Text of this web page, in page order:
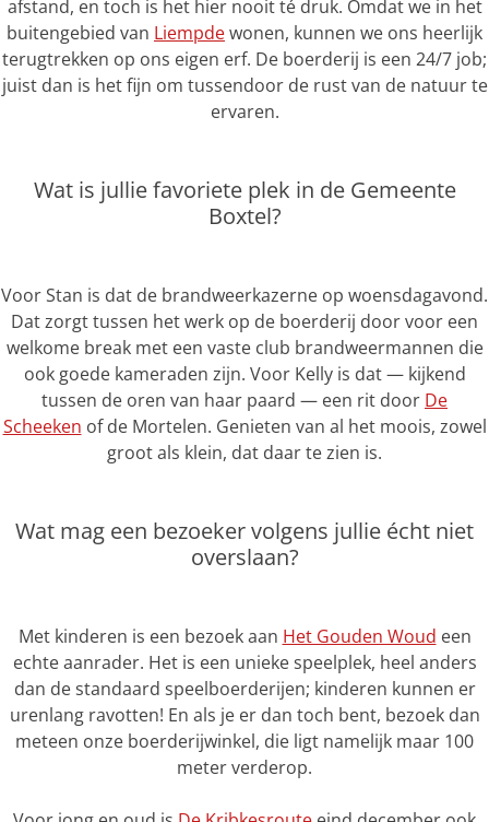
afstand, en toch is het hier nooit té druk. Omdat we in het
buitengebied van Liempdewonen, kunnen we ons heerlijk
terugtrekken op ons eigen erf. De boerderij is een 24/7 job;
juist dan is het fijn om tussendoor de rust van de natuur te
ervaren.
Wat is jullie favoriete plek in de Gemeente
Boxtel?
Voor Stan is dat de brandweerkazerne op woensdagavond.
Dat zorgt tussen het werk op de boerderij door voor een
welkome break met een vaste club brandweermannen die
ook goede kameraden zijn. Voor Kelly is dat — kijkend
tussen de oren van haar paard — een rit door De
Scheeken of de Mortelen. Genieten van al het moois, zowel
groot als klein, dat daar te zien is.
Wat mag een bezoeker volgens jullie écht niet
overslaan?
Met kinderen is een bezoek aan Het Gouden Woud een
echte aanrader. Het is een unieke speelplek, heel anders
dan de standaard speelboerderijen; kinderen kunnen er
urenlang ravotten! En als je er dan toch bent, bezoek dan
meteen onze boerderijwinkel, die ligt namelijk maar 100
meter verderop.